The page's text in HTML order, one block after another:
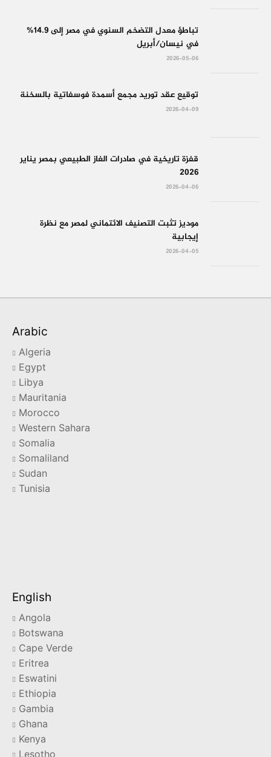
تباطؤ معدل التضخم السنوي في مصر إلى 14.9%
في نيسان/أبريل
2026-05-06
توقيع عقد توريد مجمع أسمدة فوسفاتية بالسخنة
2026-04-09
قفزة تاريخية في صادرات الغاز الطبيعي بمصر يناير
2026
2026-04-06
موديز تثبت التصنيف الائتماني لمصر مع نظرة
إيجابية
2026-04-05
Arabic
Algeria
Egypt
Libya
Mauritania
Morocco
Western Sahara
Somalia
Somaliland
Sudan
Tunisia
English
Angola
Botswana
Cape Verde
Eritrea
Eswatini
Ethiopia
Gambia
Ghana
Kenya
Lesotho